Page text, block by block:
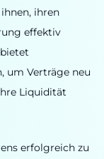
ihren
effektiv
um Verträge neu
Liquidität
erfolgreich zu